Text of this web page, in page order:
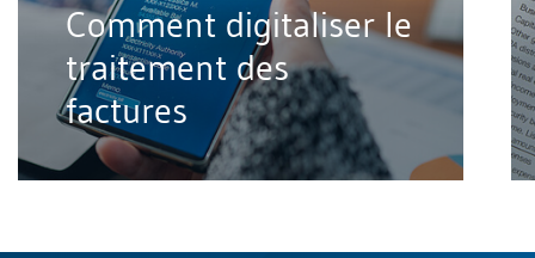
Comment digitaliser le
traitement des
factures